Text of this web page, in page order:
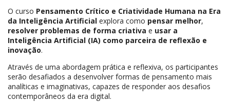
O curso Pensamento Crítico e Criatividade Humana na Era
da Inteligência Artificial explora como pensar melhor,
resolver problemas de forma criativa e usar a
Inteligência Artificial (IA) como parceira de reflexão e
inovação.
Através de uma abordagem prática e reflexiva, os participantes
serão desafiados a desenvolver formas de pensamento mais
analíticas e imaginativas, capazes de responder aos desafios
contemporâneos da era digital.